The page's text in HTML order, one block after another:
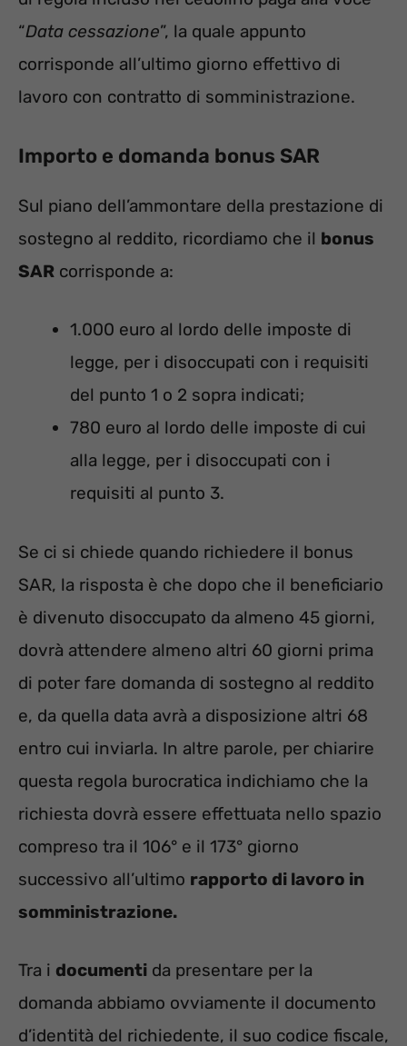
“Data cessazione”, la quale appunto
corrisponde all’ultimo giorno effettivo di
lavoro con contratto di somministrazione.
Importo e domanda bonus SAR
Sul piano dell’ammontare della prestazione di
sostegno al reddito, ricordiamo che il bonus
SAR corrisponde a:
1.000 euro al lordo delle imposte di
legge, per i disoccupati con i requisiti
del punto 1 o 2 sopra indicati;
780 euro al lordo delle imposte di cui
alla legge, per i disoccupati con i
requisiti al punto 3.
Se ci si chiede quando richiedere il bonus
SAR, la risposta è che dopo che il beneficiario
è divenuto disoccupato da almeno 45 giorni,
dovrà attendere almeno altri 60 giorni prima
di poter fare domanda di sostegno al reddito
e, da quella data avrà a disposizione altri 68
entro cui inviarla. In altre parole, per chiarire
questa regola burocratica indichiamo che la
richiesta dovrà essere effettuata nello spazio
compreso tra il 106° e il 173° giorno
successivo all’ultimo rapporto di lavoro in
somministrazione.
Tra i documenti da presentare per la
domanda abbiamo ovviamente il documento
d’identità del richiedente, il suo codice fiscale,